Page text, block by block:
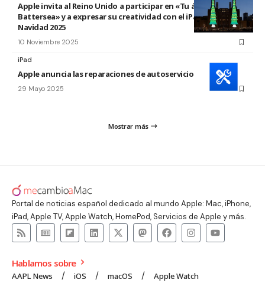
Apple invita al Reino Unido a participar en «Tu árbol en
Battersea» y a expresar su creatividad con el iPad esta
Navidad 2025
10 Noviembre 2025
iPad
Apple anuncia las reparaciones de autoservicio para el iPad
29 Mayo 2025
Mostrar más
Portal de noticias español dedicado al mundo Apple: Mac, iPhone,
iPad, Apple TV, Apple Watch, HomePod, Servicios de Apple y más.
Hablamos sobre
AAPL News iOS macOS Apple Watch